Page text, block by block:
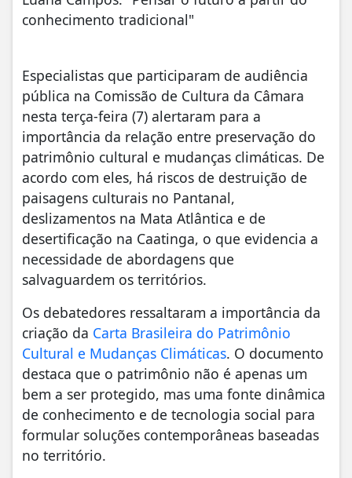
conhecimento tradicional"
Especialistas que participaram de audiência
pública na Comissão de Cultura da Câmara
nesta terça-feira (7) alertaram para a
importância da relação entre preservação do
patrimônio cultural e mudanças climáticas. De
acordo com eles, há riscos de destruição de
paisagens culturais no Pantanal,
deslizamentos na Mata Atlântica e de
desertificação na Caatinga, o que evidencia a
necessidade de abordagens que
salvaguardem os territórios.
Os debatedores ressaltaram a importância da
criação da Carta Brasileira do Patrimônio
Cultural e Mudanças Climáticas. O documento
destaca que o patrimônio não é apenas um
bem a ser protegido, mas uma fonte dinâmica
de conhecimento e de tecnologia social para
formular soluções contemporâneas baseadas
no território.